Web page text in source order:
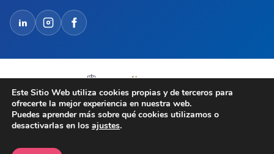
in
© 2026 Cámara de Comercio de Castellón. Todos los derechos
Aviso legalPrivacidad
Este Sitio Web utiliza cookies propias y de terceros para
ofrecerte la mejor experiencia en nuestra web.
Puedes aprender más sobre qué cookies utilizamos o
desactivarlas en los ajustes.